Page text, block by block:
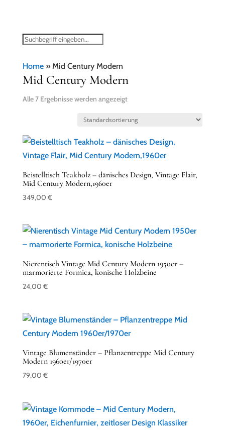
Home» Mid Century Modern
Mid Century Modern
Alle 7 Ergebnisse werden angezeigt
Beistelltisch Teakholz – dänisches Design, Vintage Flair,
Mid Century Modern,1960er
349,00 €
Nierentisch Vintage Mid Century Modern 1950er –
marmorierte Formica, konische Holzbeine
24,00 €
Vintage Blumenständer – Pflanzentreppe Mid Century
Modern 1960er/1970er
79,00 €